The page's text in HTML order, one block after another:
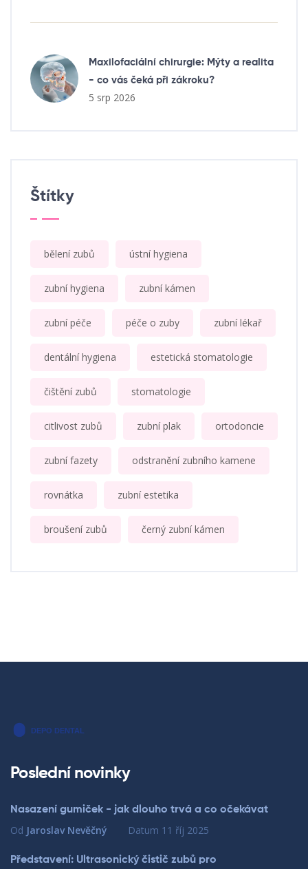
Maxilofaciální chirurgie: Mýty a realita
- co vás čeká při zákroku?
5 srp 2026
Štítky
bělení zubů ústní hygiena
zubní hygiena zubní kámen
zubní péče péče o zuby zubní lékař
dentální hygiena estetická stomatologie
čištění zubů stomatologie
citlivost zubů zubní plak ortodoncie
zubní fazety odstranění zubního kamene
rovnátka zubní estetika
broušení zubů černý zubní kámen
Poslední novinky
Nasazení gumiček - jak dlouho trvá a co očekávat
Od Jaroslav Nevěčný Datum 11 říj 2025
Představení: Ultrasonický čistič zubů pro